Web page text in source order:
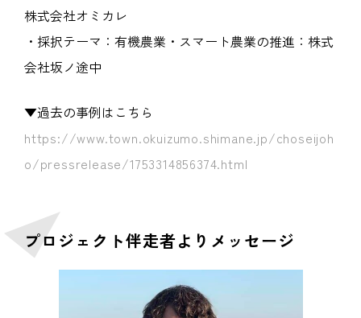
株式会社オミカレ
・採択テーマ：有機農業・スマート農業の推進：株式
会社坂ノ途中
▼過去の事例はこちら
https://www.town.okuizumo.shimane.jp/choseijoh
o/pressrelease/1753314856374.html
プロジェクト伴走者よりメッセージ